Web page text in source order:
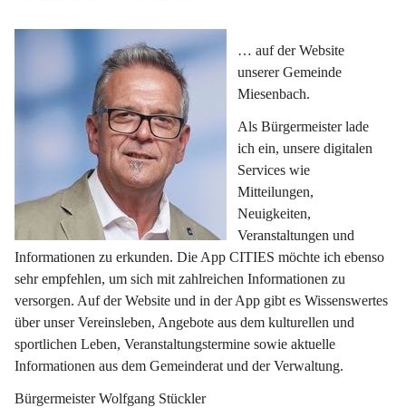
… auf der Website
unserer Gemeinde
Miesenbach.
Als Bürgermeister lade
ich ein, unsere digitalen
Services wie
Mitteilungen,
Neuigkeiten,
Veranstaltungen und
Informationen zu erkunden. Die App CITIES möchte ich ebenso
sehr empfehlen, um sich mit zahlreichen Informationen zu
versorgen. Auf der Website und in der App gibt es Wissenswertes
über unser Vereinsleben, Angebote aus dem kulturellen und
sportlichen Leben, Veranstaltungstermine sowie aktuelle
Informationen aus dem Gemeinderat und der Verwaltung.
Bürgermeister Wolfgang Stückler